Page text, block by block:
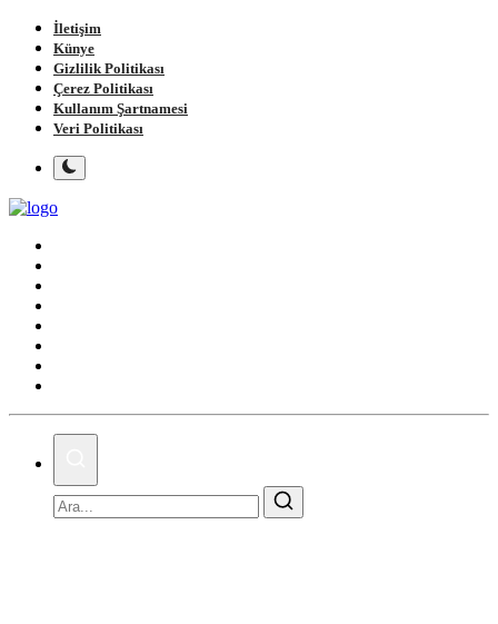
İletişim
Künye
Gizlilik Politikası
Çerez Politikası
Kullanım Şartnamesi
Veri Politikası